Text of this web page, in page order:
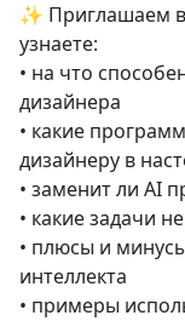
✨ Приглашаем
узнаете:
• на что
дизайнера
• какие
дизайнеру в
• заменит ли AI
• какие задачи
• плюсы и
интеллекта
• примеры